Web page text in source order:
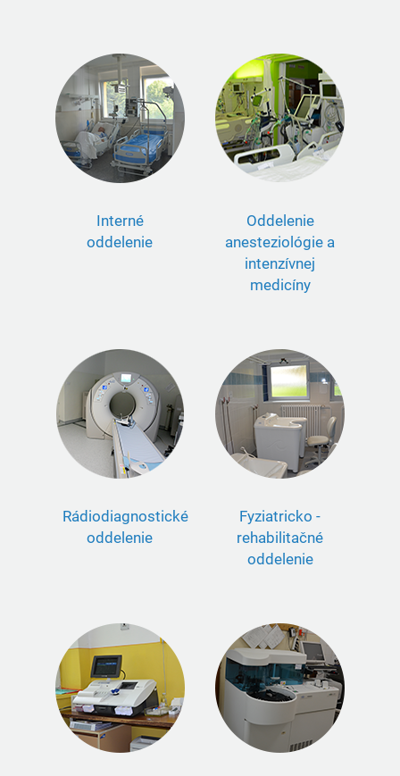
Interné
oddelenie
Oddelenie
anesteziológie a
intenzívnej
medicíny
Rádiodiagnostické
oddelenie
Fyziatricko -
rehabilitačné
oddelenie